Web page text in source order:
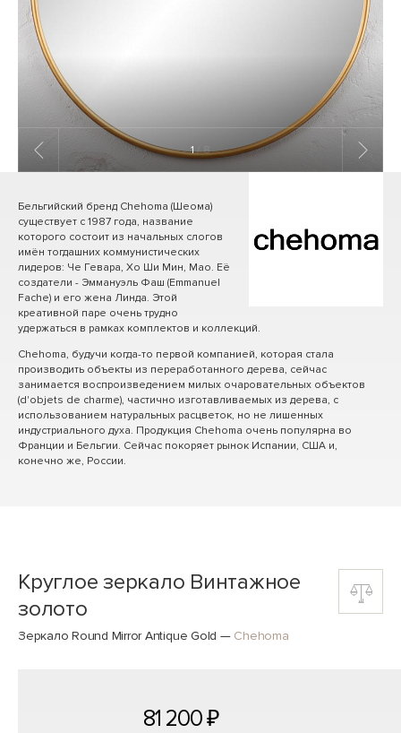
1/ 8
Бельгийский бренд Chehoma (Шеома)
существует с 1987 года, название
которого состоит из начальных слогов
имён тогдашних коммунистических
лидеров: Че Гевара, Хо Ши Мин, Мао. Её
создатели - Эммануэль Фаш (Emmanuel
Fache) и его жена Линда. Этой
креативной паре очень трудно
удержаться в рамках комплектов и коллекций.
Chehoma, будучи когда-то первой компанией, которая стала
производить объекты из переработанного дерева, сейчас
занимается воспроизведением милых очаровательных объектов
(d'objets de charme), частично изготавливаемых из дерева, с
использованием натуральных расцветок, но не лишенных
индустриального духа. Продукция Chehoma очень популярна во
Франции и Бельгии. Сейчас покоряет рынок Испании, США и,
конечно же, России.
Круглое зеркало Винтажное
золото
Зеркало Round Mirror Antique Gold — Chehoma
81 200 ₽